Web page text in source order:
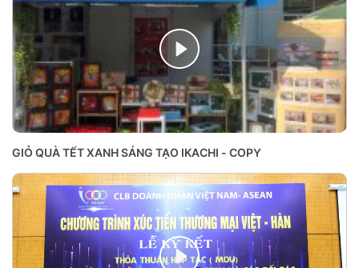
GIỎ QUÀ TẾT XANH SÁNG TẠO IKACHI - COPY